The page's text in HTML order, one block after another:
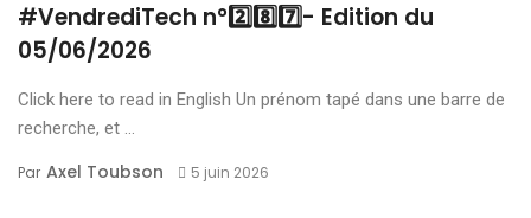
#VendrediTech n°2️⃣8️⃣7️⃣- Edition du
05/06/2026
Click here to read in English Un prénom tapé dans une barre de
recherche, et ...
Par Axel Toubson 5 juin 2026